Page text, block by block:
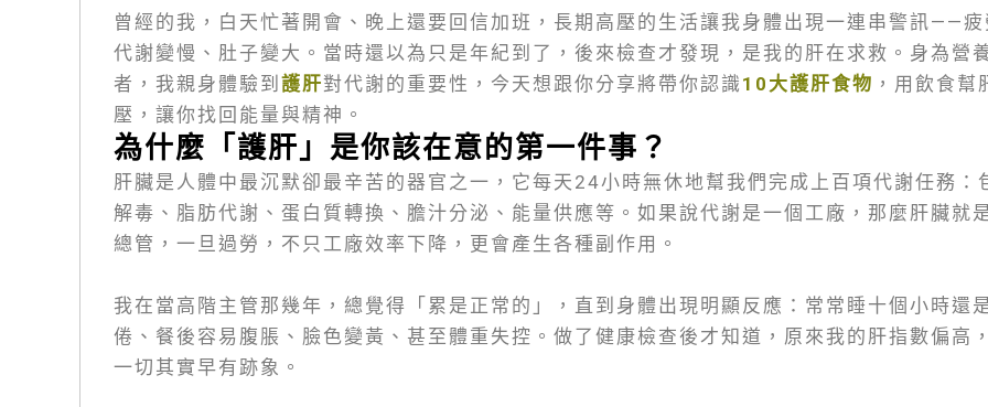
曾經的我，白天忙著開會、晚上還要回信加班，長期高壓的生活讓我身體出現一連串警訊——
代謝變慢、肚子變大。當時還以為只是年紀到了，後來檢查才發現，是我的肝在求救。身為營
者，我親身體驗到 護肝對代謝的重要性，今天想跟你分享將帶你認識 10大護肝食物 ，用飲食幫
壓，讓你找回能量與精神。
為什麼「護肝」是你該在意的第一件事？
肝臟是人體中最沉默卻最辛苦的器官之一，它每天24小時無休地幫我們完成上百項代謝任務：
解毒、脂肪代謝、蛋白質轉換、膽汁分泌、能量供應等。如果說代謝是一個工廠，那麼肝臟就
總管，一旦過勞，不只工廠效率下降，更會產生各種副作用。
我在當高階主管那幾年，總覺得「累是正常的」，直到身體出現明顯反應：常常睡十個小時還
倦、餐後容易腹脹、臉色變黃、甚至體重失控。做了健康檢查後才知道，原來我的肝指數偏高
一切其實早有跡象。